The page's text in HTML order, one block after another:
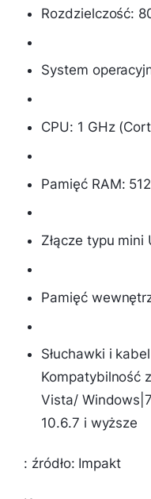
Rozdzielczość:
System
CPU: 1 GHz
Pamięć RAM:
Złącze typu mini
Pamięć
Słuchawki i
Kompatybilność
Vista/
10.6.7 i wyższe
: źródło: Impakt